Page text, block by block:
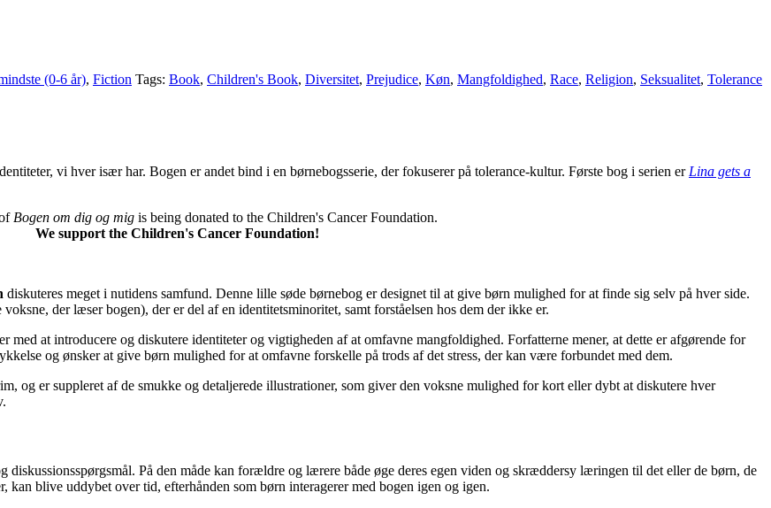
(0-6 år), Fiction Tags: Book, Children's Book, Diversitet, Prejudice, Køn, Mangfoldighed, Race, Religion, Seksualitet, Tolerance
vi hver især har. Bogen er andet bind i en børnebogsserie, der fokuserer på tolerance-kultur. Første bog i serien er Lina gets a
Bogen om dig og mig is being donated to the Children's Cancer Foundation.
We support the Children's Cancer Foundation!
diskuteres meget i nutidens samfund. Denne lille søde børnebog er designet til at give børn mulighed for at finde sig selv på hver side.
der læser bogen), der er del af en identitetsminoritet, samt forståelsen hos dem der ikke er.
at introducere og diskutere identiteter og vigtigheden af ​​at omfavne mangfoldighed. Forfatterne mener, at dette er afgørende for
og ønsker at give børn mulighed for at omfavne forskelle på trods af det stress, der kan være forbundet med dem.
og er suppleret af de smukke og detaljerede illustrationer, som giver den voksne mulighed for kort eller dybt at diskutere hver
diskussionsspørgsmål. På den måde kan forældre og lærere både øge deres egen viden og skræddersy læringen til det eller de børn, de
blive uddybet over tid, efterhånden som børn interagerer med bogen igen og igen.